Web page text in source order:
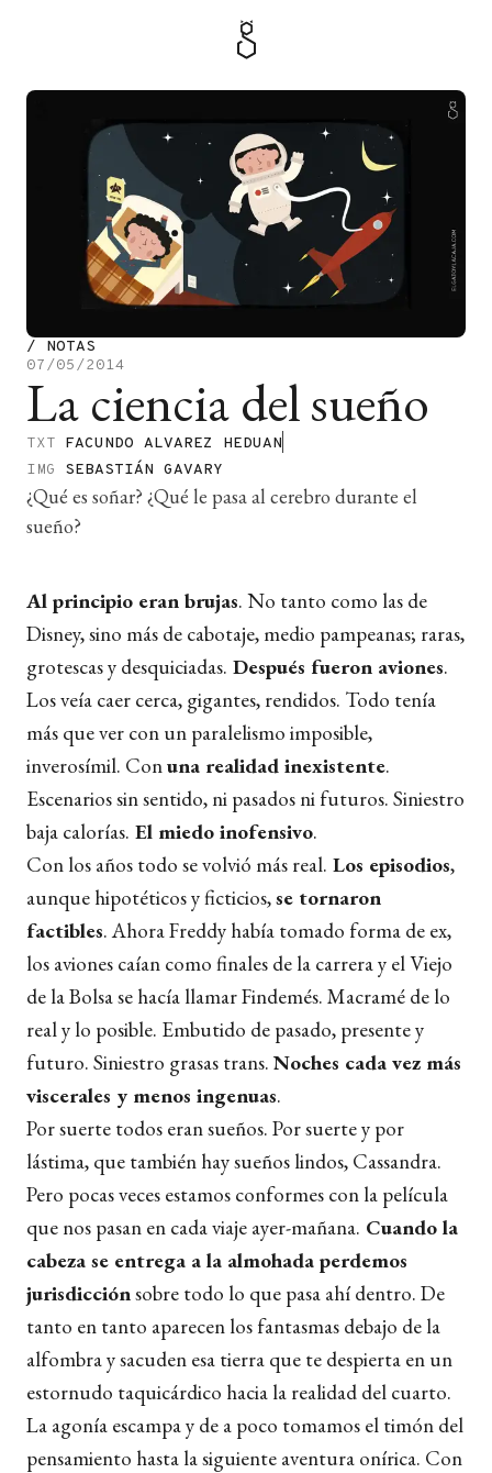
/ NOTAS
07/05/2014
La ciencia del sueño
TXT FACUNDO ALVAREZ HEDUAN
IMG
SEBASTIÁN GAVARY
¿Qué es soñar? ¿Qué le pasa al cerebro durante el
sueño?
Al principio eran brujas. No tanto como las de
Disney, sino más de cabotaje, medio pampeanas; raras,
grotescas y desquiciadas. Después fueron aviones.
Los veía caer cerca, gigantes, rendidos. Todo tenía
más que ver con un paralelismo imposible,
inverosímil. Conuna realidad inexistente.
Escenarios sin sentido, ni pasados ni futuros. Siniestro
baja calorías. El miedo inofensivo.
Con los años todo se volvió más real. Los episodios,
aunque hipotéticos y ficticios,se tornaron
factibles. Ahora Freddy había tomado forma de ex,
los aviones caían como finales de la carrera y el Viejo
de la Bolsa se hacía llamar Findemés. Macramé de lo
real y lo posible. Embutido de pasado, presente y
futuro. Siniestro grasas trans. Noches cada vez más
viscerales y menos ingenuas.
Por suerte todos eran sueños. Por suerte y por
lástima, que también hay sueños lindos, Cassandra.
Pero pocas veces estamos conformes con la película
que nos pasan en cada viaje ayer-mañana. Cuando la
cabeza se entrega a la almohada perdemos
jurisdicciónsobre todo lo que pasa ahí dentro. De
tanto en tanto aparecen los fantasmas debajo de la
alfombra y sacuden esa tierra que te despierta en un
estornudo taquicárdico hacia la realidad del cuarto.
La agonía escampa y de a poco tomamos el timón del
pensamiento hasta la siguiente aventura onírica. Con